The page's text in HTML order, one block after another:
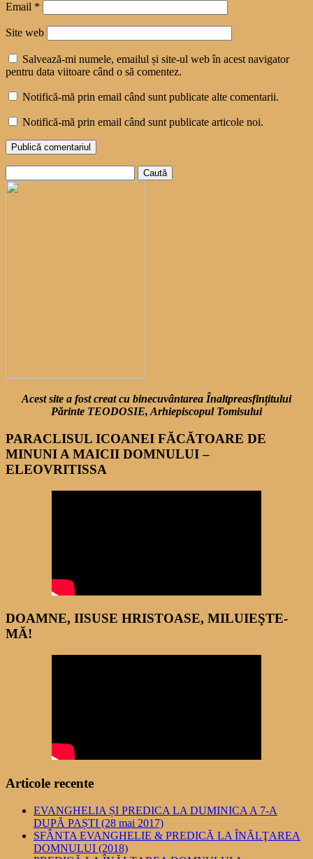
Email *
Site web
Salvează-mi numele, emailul și site-ul web în acest navigator
pentru data viitoare când o să comentez.
Notifică-mă prin email când sunt publicate alte comentarii.
Notifică-mă prin email când sunt publicate articole noi.
după:
Acest site a fost creat cu binecuvântarea Înaltpreasfințitului
Părinte TEODOSIE, Arhiepiscopul Tomisului
PARACLISUL ICOANEI FĂCĂTOARE DE
MINUNI A MAICII DOMNULUI –
ELEOVRITISSA
DOAMNE, IISUSE HRISTOASE, MILUIEŞTE-
MĂ!
Articole recente
EVANGHELIA ȘI PREDICA LA DUMINICA A 7-A
DUPĂ PAȘTI (28 mai 2017)
SFÂNTA EVANGHELIE & PREDICĂ LA ÎNĂLŢAREA
DOMNULUI (2018)